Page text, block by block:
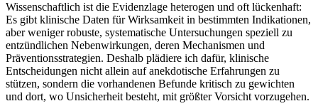
Wissenschaftlich ist die ⁢Evidenzlage heterogen und oft​ lückenhaft:
Es gibt ‌klinische ‍Daten für Wirksamkeit in‌ bestimmten Indikationen,
aber weniger robuste, ⁤systematische Untersuchungen speziell zu
entzündlichen Nebenwirkungen, deren Mechanismen und
Präventionsstrategien.⁤ Deshalb plädiere ich dafür, ​klinische
Entscheidungen nicht‍ allein auf anekdotische ‍Erfahrungen zu
stützen, ⁤sondern die⁤ vorhandenen Befunde kritisch zu gewichten⁣
und dort, wo Unsicherheit besteht, mit größter​ Vorsicht vorzugehen.